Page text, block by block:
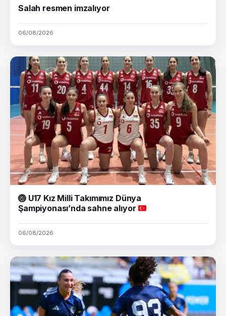
Salah resmen imzalıyor
06/08/2026
🏐U17 Kız Milli Takımımız Dünya
Şampiyonası’nda sahne alıyor
06/08/2026